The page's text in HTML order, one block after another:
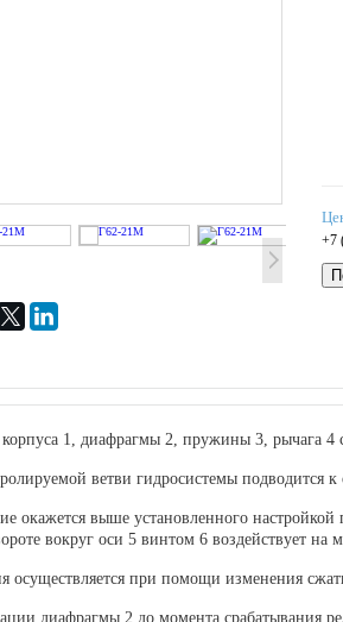
+7
корпуса 1, диафрагмы 2, пружины 3, рычага 4
ветви гидросистемы подводится к
окажется выше установленного
вокруг оси 5 винтом 6 воздействует на
осуществляется при помощи изменения
диафрагмы 2 до момента срабатывания